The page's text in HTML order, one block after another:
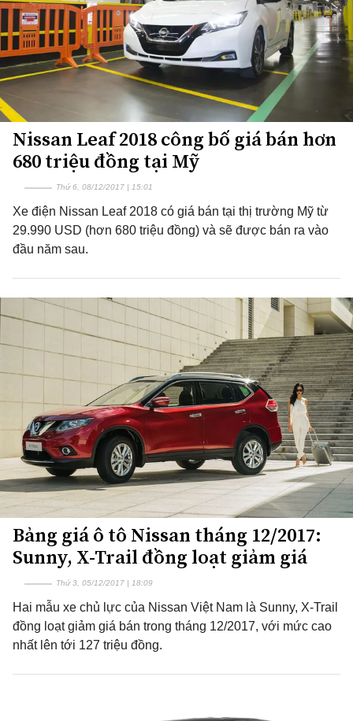
Nissan Leaf 2018 công bố giá bán hơn
680 triệu đồng tại Mỹ
Thứ 6, 08/12/2017 | 15:01
Xe điện Nissan Leaf 2018 có giá bán tại thị trường Mỹ từ
29.990 USD (hơn 680 triệu đồng) và sẽ được bán ra vào
đầu năm sau.
Bảng giá ô tô Nissan tháng 12/2017:
Sunny, X-Trail đồng loạt giảm giá
Thứ 3, 05/12/2017 | 18:09
Hai mẫu xe chủ lực của Nissan Việt Nam là Sunny, X-Trail
đồng loạt giảm giá bán trong tháng 12/2017, với mức cao
nhất lên tới 127 triệu đồng.